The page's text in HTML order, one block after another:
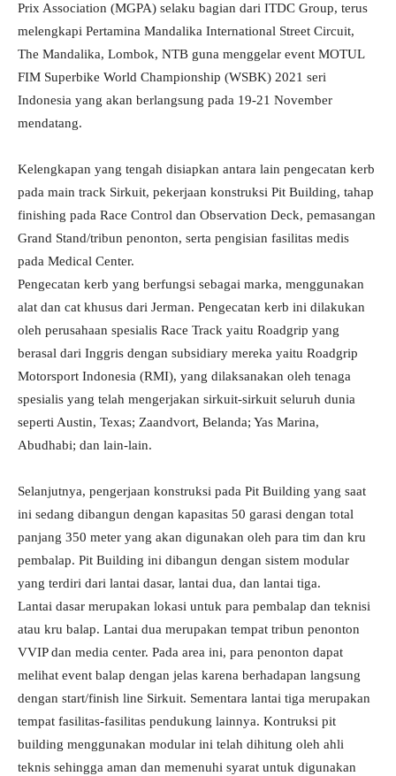
Prix Association (MGPA) selaku bagian dari ITDC Group, terus
melengkapi Pertamina Mandalika International Street Circuit,
The Mandalika, Lombok, NTB guna menggelar event MOTUL
FIM Superbike World Championship (WSBK) 2021 seri
Indonesia yang akan berlangsung pada 19-21 November
mendatang.
Kelengkapan yang tengah disiapkan antara lain pengecatan kerb
pada main track Sirkuit, pekerjaan konstruksi Pit Building, tahap
finishing pada Race Control dan Observation Deck, pemasangan
Grand Stand/tribun penonton, serta pengisian fasilitas medis
pada Medical Center.
Pengecatan kerb yang berfungsi sebagai marka, menggunakan
alat dan cat khusus dari Jerman. Pengecatan kerb ini dilakukan
oleh perusahaan spesialis Race Track yaitu Roadgrip yang
berasal dari Inggris dengan subsidiary mereka yaitu Roadgrip
Motorsport Indonesia (RMI), yang dilaksanakan oleh tenaga
spesialis yang telah mengerjakan sirkuit-sirkuit seluruh dunia
seperti Austin, Texas; Zaandvort, Belanda; Yas Marina,
Abudhabi; dan lain-lain.
Selanjutnya, pengerjaan konstruksi pada Pit Building yang saat
ini sedang dibangun dengan kapasitas 50 garasi dengan total
panjang 350 meter yang akan digunakan oleh para tim dan kru
pembalap. Pit Building ini dibangun dengan sistem modular
yang terdiri dari lantai dasar, lantai dua, dan lantai tiga.
Lantai dasar merupakan lokasi untuk para pembalap dan teknisi
atau kru balap. Lantai dua merupakan tempat tribun penonton
VVIP dan media center. Pada area ini, para penonton dapat
melihat event balap dengan jelas karena berhadapan langsung
dengan start/finish line Sirkuit. Sementara lantai tiga merupakan
tempat fasilitas-fasilitas pendukung lainnya. Kontruksi pit
building menggunakan modular ini telah dihitung oleh ahli
teknis sehingga aman dan memenuhi syarat untuk digunakan